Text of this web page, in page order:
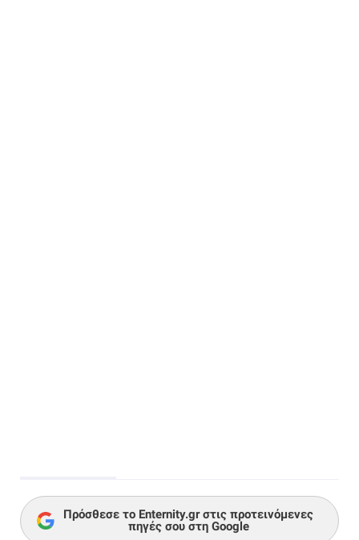
Πρόσθεσε το Enternity.gr στις προτεινόμενες
πηγές σου στη Google